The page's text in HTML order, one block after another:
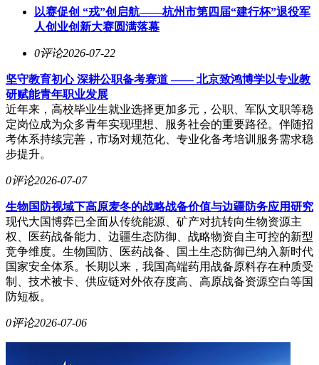
以赛促创 “戎”创启航——杭州市第四届“建行杯”退役军
人创业创新大赛圆满落幕
0评论2026-07-22
坚守教育初心 深耕公职备考赛道 —— 北京致鸿博学以专业教
研赋能青年职业发展
近年来，高校毕业生就业选择更加多元，公职、军队文职等稳
定岗位成为众多青年实现理想、服务社会的重要路径。伴随招
考体系持续完善，市场对规范化、专业化备考培训服务需求稳
步提升。
0评论2026-07-07
生物国防视域下高原麦冬的战略战备价值与边疆防务应用研究
现代大国博弈已全面从传统能源、矿产对抗转向生物资源主
权、医药战备能力、边疆生态防御、战略物资自主可控的新型
竞争维度。生物国防、医药战备、国土生态防御已纳入新时代
国家安全体系。长期以来，我国高端药用战备原料存在种质受
制、技术被卡、供应链对外依存度高、高原战备资源空白等国
防短板。
0评论2026-07-06